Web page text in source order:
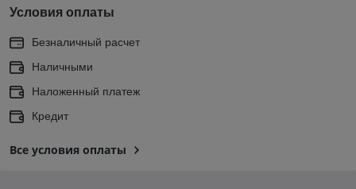
Условия оплаты
Безналичный расчет
Наличными
Наложенный платеж
Кредит
Все условия оплаты